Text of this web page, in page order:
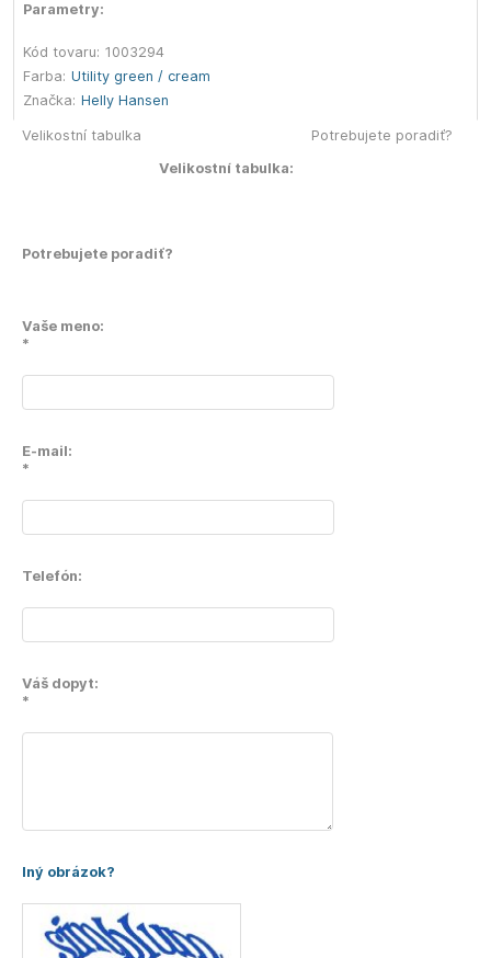
Parametry:
Kód tovaru: 1003294
Farba: Utility green / cream
Značka: Helly Hansen
Velikostní tabulka
Velikostní tabulka:
Potrebujete poradiť?
Potrebujete poradiť?
Vaše meno:
*
E-mail:
*
Telefón:
Váš dopyt:
*
Iný obrázok?